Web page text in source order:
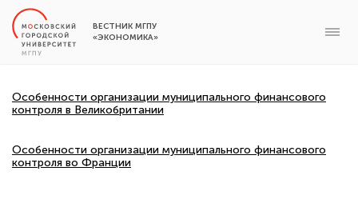
ВЕСТНИК МГПУ
«ЭКОНОМИКА»
Особенности организации муниципального финансового
контроля в Великобритании
Особенности организации муниципального финансового
контроля во Франции